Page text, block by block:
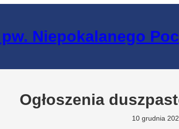
Niepokalanego
Ogłoszenia
10 grudnia